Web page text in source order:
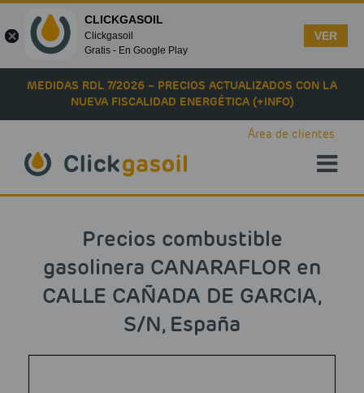
Skip to main content
MEDIDAS RDL 7/2026 – PRECIOS ACTUALIZADOS CON LA
NUEVA FISCALIDAD ENERGÉTICA (+INFO)
Área de clientes
Precios combustible
gasolinera CANARAFLOR en
CALLE CAÑADA DE GARCIA,
S/N, España
CLICKGASOIL
Clickgasoil
Gratis - En Google Play
VER